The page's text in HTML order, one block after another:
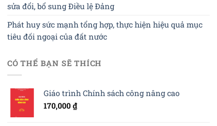
sửa đổi, bổ sung Điều lệ Đảng
Phát huy sức mạnh tổng hợp, thực hiện hiệu quả mục
tiêu đối ngoại của đất nước
CÓ THỂ BẠN SẼ THÍCH
Giáo trình Chính sách công nâng cao
170,000₫